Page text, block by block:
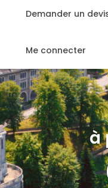
Demander un
Me connecter
à